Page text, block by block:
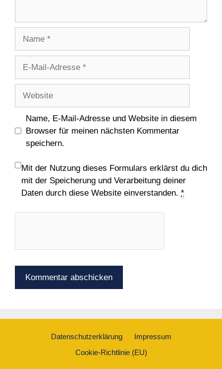
Adresse
Name, E-Mail-Adresse und Website in diesem
Browser für meinen nächsten Kommentar
speichern.
Mit der Nutzung dieses Formulars erklärst du dich
mit der Speicherung und Verarbeitung deiner
Daten durch diese Website einverstanden. *
Datenschutzerklärung
Impressum
Cookie-Richtlinie (EU)